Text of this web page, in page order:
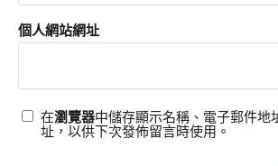
個人網站網址
在瀏覽器中儲存顯示名稱、電子郵件地
址，以供下次發佈留言時使用。